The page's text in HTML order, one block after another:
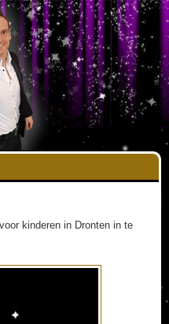
kinderen in Dronten in te